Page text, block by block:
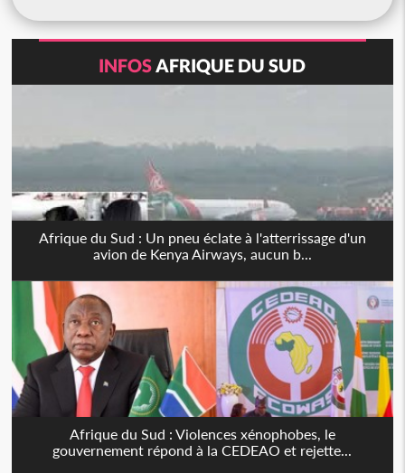
INFOSAFRIQUE DU SUD
Afrique du Sud : Un pneu éclate à l'atterrissage d'un
avion de Kenya Airways, aucun b...
Afrique du Sud : Violences xénophobes, le
gouvernement répond à la CEDEAO et rejette...